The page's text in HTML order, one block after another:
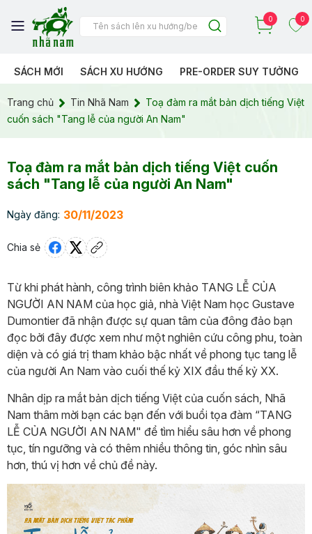
0 0
SÁCH MỚI SÁCH XU HƯỚNG PRE-ORDER SUY TƯỞNG
Trang chủ Tin Nhã Nam
Toạ đàm ra mắt bản dịch tiếng Việt
cuốn sách "Tang lễ của người An Nam"
Toạ đàm ra mắt bản dịch tiếng Việt cuốn
sách "Tang lễ của người An Nam"
Ngày đăng: 30/11/2023
Chia sẻ
Từ khi phát hành, công trình biên khảo TANG LỄ CỦA
NGƯỜI AN NAM của học giả, nhà Việt Nam học Gustave
Dumontier đã nhận được sự quan tâm của đông đảo bạn
đọc bởi đây được xem như một nghiên cứu công phu, toàn
diện và có giá trị tham khảo bậc nhất về phong tục tang lễ
của người An Nam vào cuối thế kỷ XIX đầu thế kỷ XX.
Nhân dịp ra mắt bản dịch tiếng Việt của cuốn sách, Nhã
Nam thâm mời bạn các bạn đến với buổi tọa đàm “TANG
LỄ CỦA NGƯỜI AN NAM" để tìm hiểu sâu hơn về phong
tục, tín ngưỡng và có thêm nhiều thông tin, góc nhìn sâu
hơn, thú vị hơn về chủ đề này.